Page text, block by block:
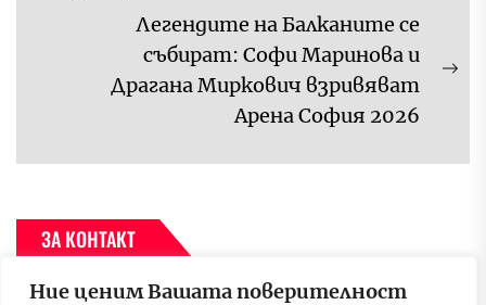
Ние ценим Вашата поверителност
Легендите на Балканите се
събират: Софи Маринова и
Драгана Миркович взривяват
Арена София 2026
ЗА КОНТАКТ
За да се свържете с нас, моля пишете на имейл адрес –